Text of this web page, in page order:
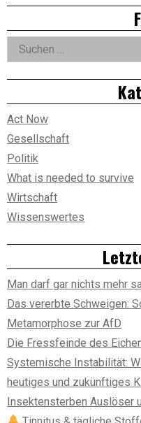
Right
Asides
Suchen
nach:
Act Now
Gesellschaft
Politik
What is needed to survive
Wirtschaft
Wissenswertes
Man darf gar nichts mehr
Das vererbte Schweigen:
Metamorphose zur AfD
Die Fressfeinde des
Systemische Instabilität:
heutiges und zukünftiges
Insektensterben Auslöser